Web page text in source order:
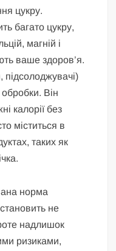
цукру.
багато цукру,
магній і
ваше здоров’я.
підсолоджувачі)
обробки. Він
калорії без
міститься в
таких як
норма
не
надлишок
ризиками,